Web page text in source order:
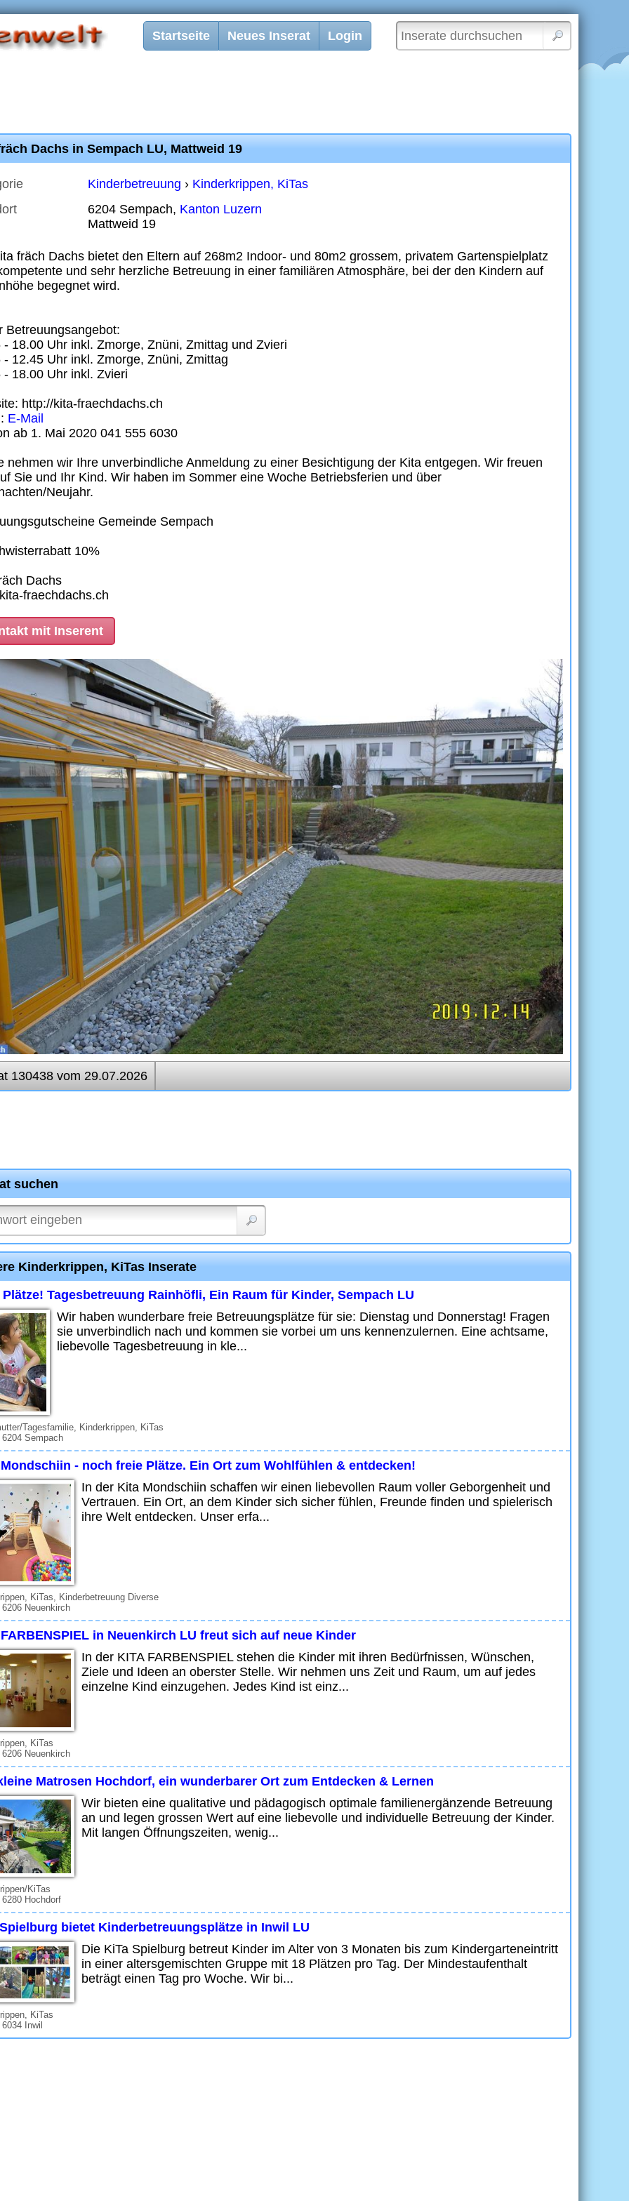
Startseite Neues Inserat Login
Dachs in Sempach LU, Mattweid 19
Kinderbetreuung › Kinderkrippen, KiTas
6204 Sempach, Kanton Luzern
Mattweid 19
fräch Dachs bietet den Eltern auf 268m2 Indoor- und 80m2 grossem, privatem Gartenspielplatz
und sehr herzliche Betreuung in einer familiären Atmosphäre, bei der den Kindern auf
begegnet wird.
Betreuungsangebot:
- 18.00 Uhr inkl. Zmorge, Znüni, Zmittag und Zvieri
- 12.45 Uhr inkl. Zmorge, Znüni, Zmittag
- 18.00 Uhr inkl. Zvieri
http://kita-fraechdachs.ch
E-Mail
ab 1. Mai 2020 041 555 6030
nehmen wir Ihre unverbindliche Anmeldung zu einer Besichtigung der Kita entgegen. Wir freuen
Sie und Ihr Kind. Wir haben im Sommer eine Woche Betriebsferien und über
Neujahr.
Gemeinde Sempach
10%
Dachs
fraechdachs.ch
mit Inserent
130438 vom 29.07.2026
suchen
Kinderkrippen, KiTas Inserate
Plätze! Tagesbetreuung Rainhöfli, Ein Raum für Kinder, Sempach LU
Wir haben wunderbare freie Betreuungsplätze für sie: Dienstag und Donnerstag! Fragen
sie unverbindlich nach und kommen sie vorbei um uns kennenzulernen. Eine achtsame,
liebevolle Tagesbetreuung in kle...
Tagesfamilie, Kinderkrippen, KiTas
Sempach
- noch freie Plätze. Ein Ort zum Wohlfühlen & entdecken!
In der Kita Mondschiin schaffen wir einen liebevollen Raum voller Geborgenheit und
Vertrauen. Ein Ort, an dem Kinder sich sicher fühlen, Freunde finden und spielerisch
ihre Welt entdecken. Unser erfa...
KiTas, Kinderbetreuung Diverse
Neuenkirch
in Neuenkirch LU freut sich auf neue Kinder
In der KITA FARBENSPIEL stehen die Kinder mit ihren Bedürfnissen, Wünschen,
Ziele und Ideen an oberster Stelle. Wir nehmen uns Zeit und Raum, um auf jedes
einzelne Kind einzugehen. Jedes Kind ist einz...
KiTas
Neuenkirch
Matrosen Hochdorf, ein wunderbarer Ort zum Entdecken & Lernen
Wir bieten eine qualitative und pädagogisch optimale familienergänzende Betreuung
an und legen grossen Wert auf eine liebevolle und individuelle Betreuung der Kinder.
Mit langen Öffnungszeiten, wenig...
KiTas
Hochdorf
bietet Kinderbetreuungsplätze in Inwil LU
Die KiTa Spielburg betreut Kinder im Alter von 3 Monaten bis zum Kindergarteneintritt
in einer altersgemischten Gruppe mit 18 Plätzen pro Tag. Der Mindestaufenthalt
beträgt einen Tag pro Woche. Wir bi...
KiTas
Inwil